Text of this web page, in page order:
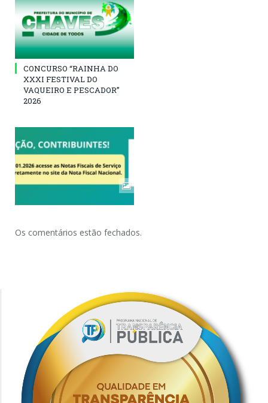
CONCURSO “RAINHA DO
XXXI FESTIVAL DO
VAQUEIRO E PESCADOR”
2026
Os comentários estão fechados.